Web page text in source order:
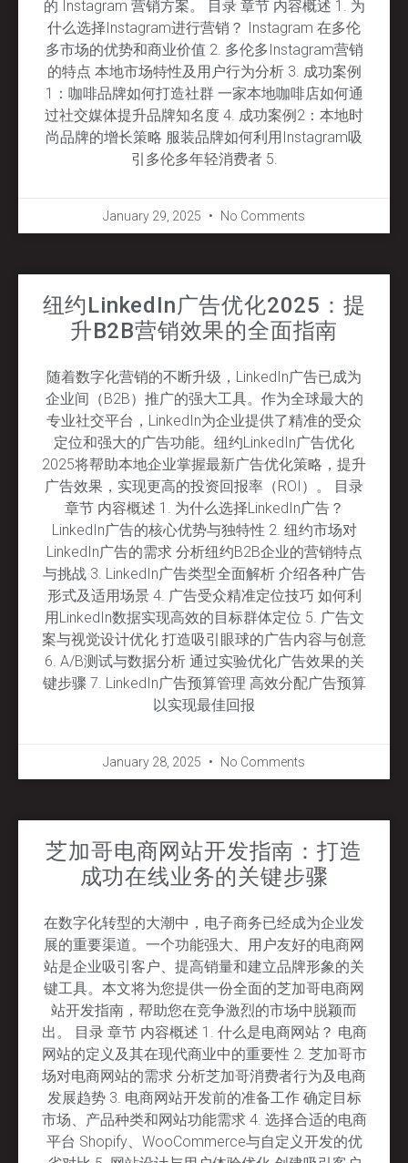
的 Instagram 营销方案。 目录 章节 内容概述 1. 为
什么选择Instagram进行营销？ Instagram 在多伦
多市场的优势和商业价值 2. 多伦多Instagram营销
的特点 本地市场特性及用户行为分析 3. 成功案例
1：咖啡品牌如何打造社群 一家本地咖啡店如何通
过社交媒体提升品牌知名度 4. 成功案例2：本地时
尚品牌的增长策略 服装品牌如何利用Instagram吸
引多伦多年轻消费者 5.
January 29, 2025 No Comments
纽约LinkedIn广告优化2025：提
升B2B营销效果的全面指南
随着数字化营销的不断升级，LinkedIn广告已成为
企业间（B2B）推广的强大工具。作为全球最大的
专业社交平台，LinkedIn为企业提供了精准的受众
定位和强大的广告功能。纽约LinkedIn广告优化
2025将帮助本地企业掌握最新广告优化策略，提升
广告效果，实现更高的投资回报率（ROI）。 目录
章节 内容概述 1. 为什么选择LinkedIn广告？
LinkedIn广告的核心优势与独特性 2. 纽约市场对
LinkedIn广告的需求 分析纽约B2B企业的营销特点
与挑战 3. LinkedIn广告类型全面解析 介绍各种广告
形式及适用场景 4. 广告受众精准定位技巧 如何利
用LinkedIn数据实现高效的目标群体定位 5. 广告文
案与视觉设计优化 打造吸引眼球的广告内容与创意
6. A/B测试与数据分析 通过实验优化广告效果的关
键步骤 7. LinkedIn广告预算管理 高效分配广告预算
以实现最佳回报
January 28, 2025 No Comments
芝加哥电商网站开发指南：打造
成功在线业务的关键步骤
在数字化转型的大潮中，电子商务已经成为企业发
展的重要渠道。一个功能强大、用户友好的电商网
站是企业吸引客户、提高销量和建立品牌形象的关
键工具。本文将为您提供一份全面的芝加哥电商网
站开发指南，帮助您在竞争激烈的市场中脱颖而
出。 目录 章节 内容概述 1. 什么是电商网站？ 电商
网站的定义及其在现代商业中的重要性 2. 芝加哥市
场对电商网站的需求 分析芝加哥消费者行为及电商
发展趋势 3. 电商网站开发前的准备工作 确定目标
市场、产品种类和网站功能需求 4. 选择合适的电商
平台 Shopify、WooCommerce与自定义开发的优